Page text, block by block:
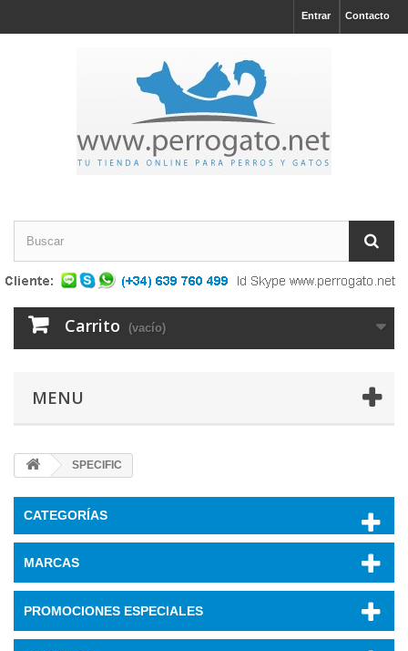
Contacto
Entrar
Carrito (vacío)
MENU
SPECIFIC
CATEGORÍAS
MARCAS
PROMOCIONES ESPECIALES